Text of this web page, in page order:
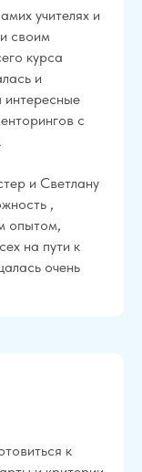
учителях и
своим
курса
и
интересные
с
и Светлану
,
опытом,
на пути к
очень
к